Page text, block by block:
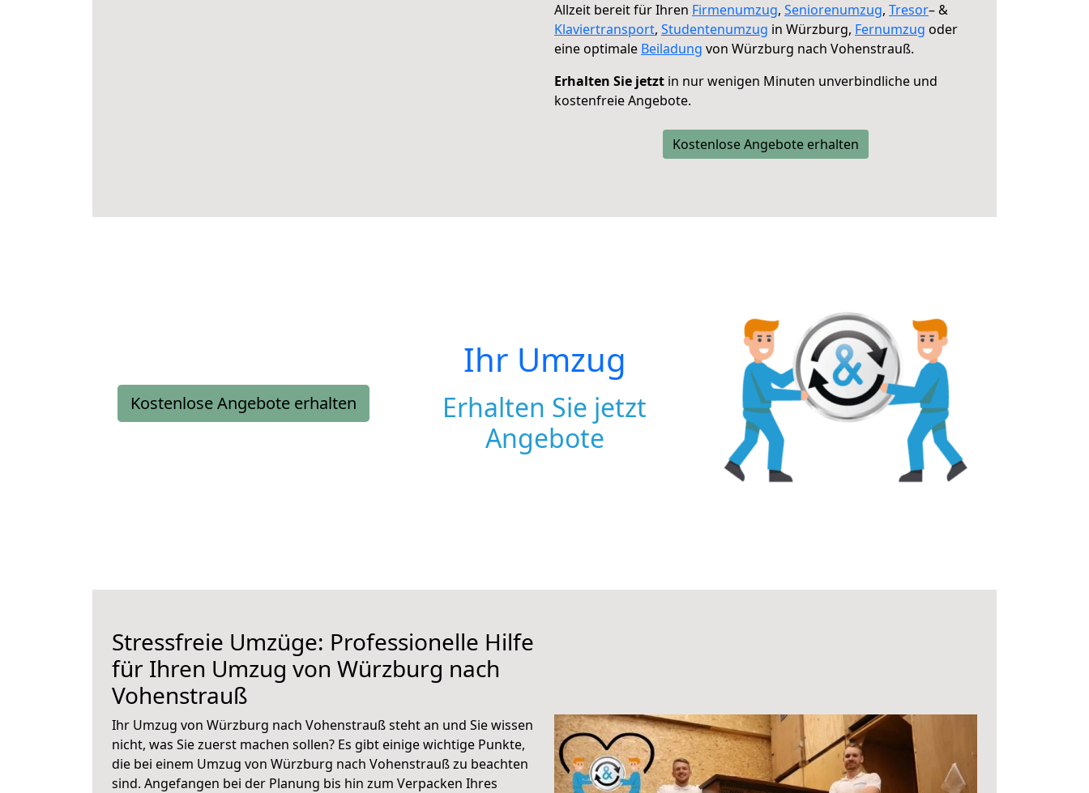
Allzeit bereit für Ihren Firmenumzug, Seniorenumzug, Tresor– &
Klaviertransport, Studentenumzug in Würzburg, Fernumzug oder
eine optimale Beiladung von Würzburg nach Vohenstrauß.
Erhalten Sie jetzt in nur wenigen Minuten unverbindliche und
kostenfreie Angebote.
Kostenlose Angebote erhalten
Kostenlose Angebote erhalten
Ihr Umzug
Erhalten Sie jetzt
Angebote
Stressfreie Umzüge: Professionelle Hilfe
für Ihren Umzug von Würzburg nach
Vohenstrauß
Ihr Umzug von Würzburg nach Vohenstrauß steht an und Sie wissen
nicht, was Sie zuerst machen sollen? Es gibt einige wichtige Punkte,
die bei einem Umzug von Würzburg nach Vohenstrauß zu beachten
sind. Angefangen bei der Planung bis hin zum Verpacken Ihres